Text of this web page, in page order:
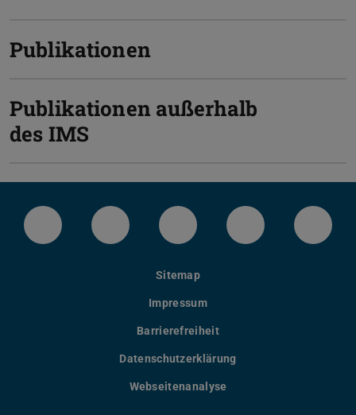
Publikationen
Publikationen außerhalb
des IMS
LinkedIn-Seite des IMS
Instragram-Kanal des FB
Facebook-Seite der TU
Bluesky-
Sitemap
Impressum
Barrierefreiheit
Datenschutzerklärung
Webseitenanalyse